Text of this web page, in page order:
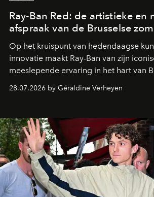
Ray-Ban Red: de artistieke en
afspraak van de Brusselse
Op het kruispunt van hedendaagse
innovatie maakt Ray-Ban van zijn
meeslepende ervaring in het hart van
28.07.2026 by Géraldine Verheyen